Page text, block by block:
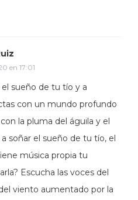
en 17:01
sueño de tu tío y a
con un mundo profundo
la pluma del águila y el
soñar el sueño de tu tío, el
música propia tu
Escucha las voces del
viento aumentado por la